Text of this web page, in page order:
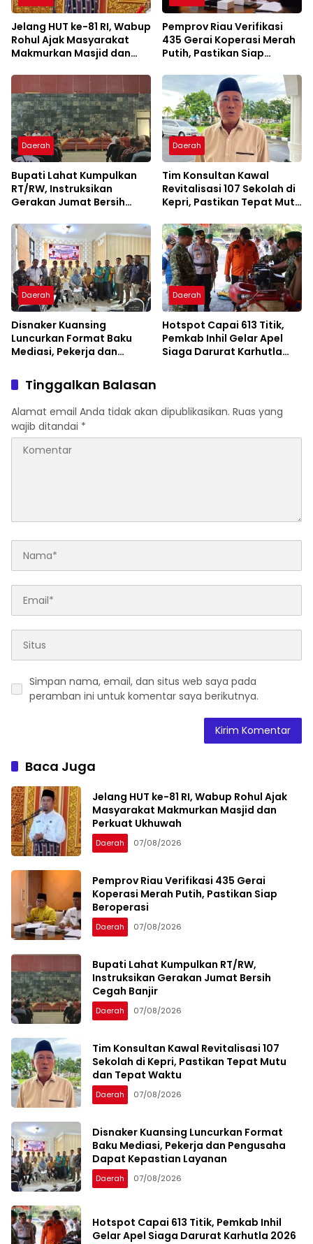
Jelang HUT ke-81 RI, Wabup
Rohul Ajak Masyarakat
Makmurkan Masjid dan
Pemprov Riau Verifikasi
435 Gerai Koperasi Merah
Putih, Pastikan Siap
Daerah
Bupati Lahat Kumpulkan
RT/RW, Instruksikan
Gerakan Jumat Bersih
Daerah
Tim Konsultan Kawal
Revitalisasi 107 Sekolah di
Kepri, Pastikan Tepat Mutu
Daerah
Disnaker Kuansing
Luncurkan Format Baku
Mediasi, Pekerja dan
Kepastian Layanan
Daerah
Hotspot Capai 613 Titik,
Pemkab Inhil Gelar Apel
Siaga Darurat Karhutla
Tinggalkan Balasan
Alamat email Anda tidak akan dipublikasikan. Ruas yang
wajib ditandai *
Simpan nama, email, dan situs web saya pada
peramban ini untuk komentar saya berikutnya.
Baca Juga
Jelang HUT ke-81 RI, Wabup Rohul Ajak
Masyarakat Makmurkan Masjid dan
Perkuat Ukhuwah
Daerah 07/08/2026
Pemprov Riau Verifikasi 435 Gerai
Koperasi Merah Putih, Pastikan Siap
Beroperasi
Daerah 07/08/2026
Bupati Lahat Kumpulkan RT/RW,
Instruksikan Gerakan Jumat Bersih
Cegah Banjir
Daerah 07/08/2026
Tim Konsultan Kawal Revitalisasi 107
Sekolah di Kepri, Pastikan Tepat Mutu
dan Tepat Waktu
Daerah 07/08/2026
Disnaker Kuansing Luncurkan Format
Baku Mediasi, Pekerja dan Pengusaha
Dapat Kepastian Layanan
Daerah 07/08/2026
Hotspot Capai 613 Titik, Pemkab Inhil
Gelar Apel Siaga Darurat Karhutla 2026